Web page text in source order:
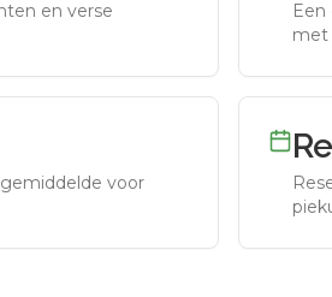
en verse
met
voor